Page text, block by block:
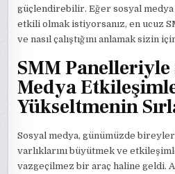
güçlendirebilir. Eğer sosyal medya
etkili olmak istiyorsanız, en ucuz
ve nasıl çalıştığını anlamak sizin
SMM Panelleriyle
Medya
Yükseltmenin
Sosyal medya, günümüzde
varlıklarını büyütmek ve
vazgeçilmez bir araç haline geldi.